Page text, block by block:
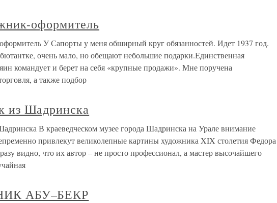
оформитель
У Сапорты у меня обширный круг обязанностей. Идет 1937 год.
очень мало, но обещают небольшие подарки.Единственная
командует и берет на себя «крупные продажи». Мне поручена
а также подбор
из Шадринска
В краеведческом музее города Шадринска на Урале внимание
привлекут великолепные картины художника XIX столетия Федора
видно, что их автор – не просто профессионал, а мастер высочайшего
АБУ–БЕКР